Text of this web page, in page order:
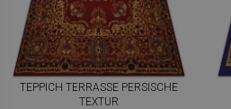
TEPPICH TERRASSE PERSISCHE
TEXTUR